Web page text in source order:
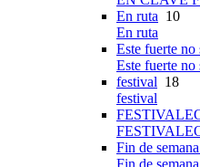
En ruta 10
En ruta
Este fuerte no
Este fuerte no
festival 18
festival
Fin de